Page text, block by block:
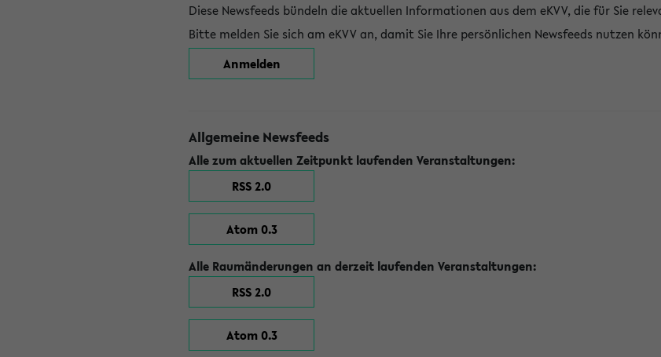
Diese Newsfeeds bündeln die aktuellen Informationen aus dem eKVV, die für Sie
Bitte melden Sie sich am eKVV an, damit Sie Ihre persönlichen Newsfeeds nutzen
Anmelden
Allgemeine Newsfeeds
Alle zum aktuellen Zeitpunkt laufenden Veranstaltungen:
RSS 2.0
Atom 0.3
Alle Raumänderungen an derzeit laufenden Veranstaltungen:
RSS 2.0
Atom 0.3